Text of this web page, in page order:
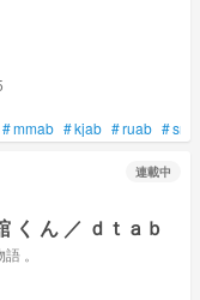
#mmab #kjab #ruab #
連載中
︎ ︎ ︎ ︎ ︎ か ら か い 上 手 の 宮 舘 く ん ／ ｄｔａｂ
あざと教師とヤンキー生徒の恋愛物語 。